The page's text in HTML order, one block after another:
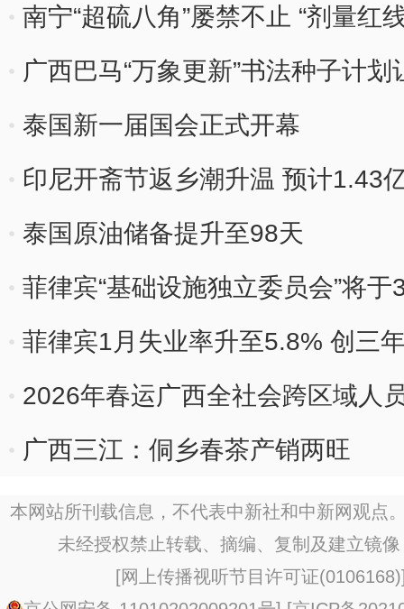
南宁“超硫八角”屡禁不止 “剂量红
广西巴马“万象更新”书法种子计
泰国新一届国会正式开幕
印尼开斋节返乡潮升温 预计1.43
泰国原油储备提升至98天
菲律宾“基础设施独立委员会”将
菲律宾1月失业率升至5.8% 创三
2026年春运广西全社会跨区域人
广西三江：侗乡春茶产销两旺
本网站所刊载信息，不代表中新社和中新网观点
未经授权禁止转载、摘编、复制及建立镜
[网上传播视听节目许可证(0106168)